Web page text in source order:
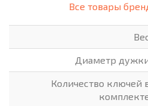
Все товары
Диаметр
Количество ключей